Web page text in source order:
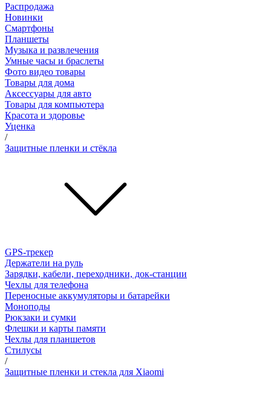
Распродажа
Новинки
Смартфоны
Планшеты
Музыка и развлечения
Умные часы и браслеты
Фото видео товары
Товары для дома
Аксессуары для авто
Товары для компьютера
Красота и здоровье
Уценка
/
Защитные пленки и стёкла
GPS-трекер
Держатели на руль
Зарядки, кабели, переходники, док-станции
Чехлы для телефона
Переносные аккумуляторы и батарейки
Моноподы
Рюкзаки и сумки
Флешки и карты памяти
Чехлы для планшетов
Стилусы
/
Защитные пленки и стекла для Xiaomi